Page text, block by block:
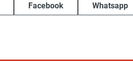
Facebook Whatsapp